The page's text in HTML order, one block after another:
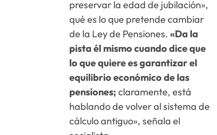
preservar la edad de jubilación»,
qué es lo que pretende cambiar
de la Ley de Pensiones. «Da la
pista él mismo cuando dice que
lo que quiere es garantizar el
equilibrio económico de las
pensiones; claramente, está
hablando de volver al sistema de
cálculo antiguo», señala el